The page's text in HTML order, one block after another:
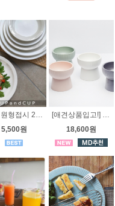
라리 원형접시 23cm [오븐용 도자기] 7가지사이즈, 케익접시, 앞접시, 사이드접시, 개인접시, 요리접시, 스테이크접시
5,500원
[애견상품입고!] 애견식기슈슈 밥그릇 [도자기]
18,600원